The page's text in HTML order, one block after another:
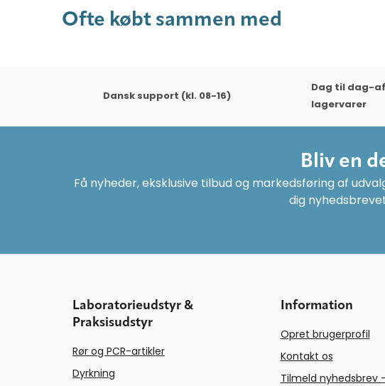
Ofte købt sammen med
Dansk support (kl. 08-16)
Dag til dag-
lagervarer
Bliv en
Få nyheder, eksklusive tilbud og markedsføring af
dig
Laboratorieudstyr &
Praksisudstyr
Rør og PCR-artikler
Dyrkning
Information
Opret brugerprofil
Kontakt os
Tilmeld nyhedsbrev